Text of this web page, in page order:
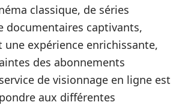
classique, de séries
documentaires captivants,
une expérience enrichissante,
des abonnements
de visionnage en ligne est
aux différentes